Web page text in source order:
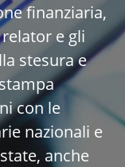
finanziaria,
e gli
stesura e
con le
nazionali e
anche